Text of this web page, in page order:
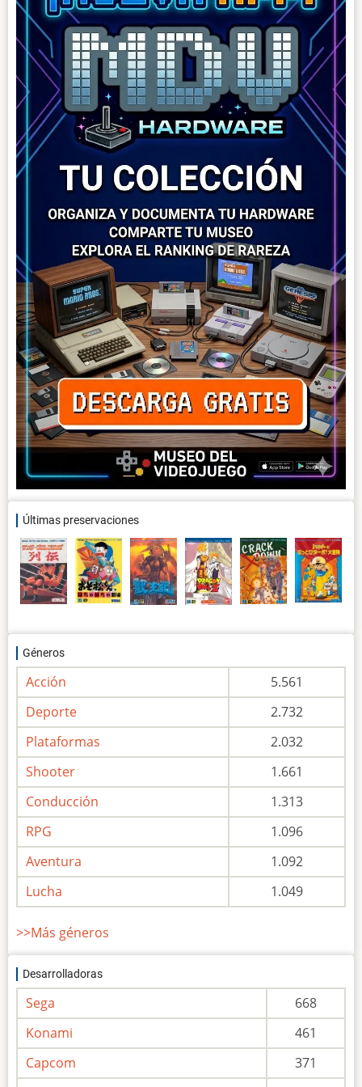
Últimas preservaciones
Géneros
Acción
5.561
Deporte
2.732
Plataformas
2.032
Shooter
1.661
Conducción
1.313
RPG
1.096
Aventura
1.092
Lucha
1.049
>>Más géneros
Desarrolladoras
Sega
668
Konami
461
Capcom
371